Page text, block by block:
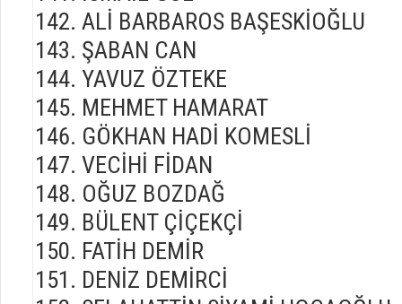
ALİ BARBAROS BAŞESKİOĞLU
ŞABAN CAN
YAVUZ ÖZTEKE
MEHMET HAMARAT
GÖKHAN HADİ KOMESLİ
VECİHİ FİDAN
OĞUZ BOZDAĞ
BÜLENT ÇİÇEKÇİ
FATİH DEMİR
DENİZ DEMİRCİ